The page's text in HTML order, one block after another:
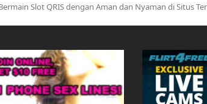
Slot QRIS dengan Aman dan Nyaman di Situs